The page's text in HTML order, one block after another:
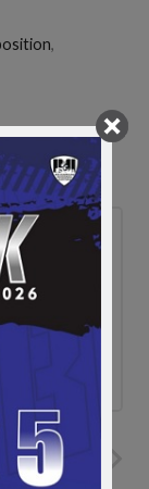
,
NEXT POST